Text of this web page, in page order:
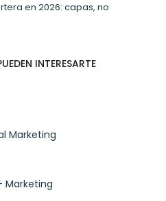
en 2026: capas, no
INTERESARTE
Marketing
Marketing